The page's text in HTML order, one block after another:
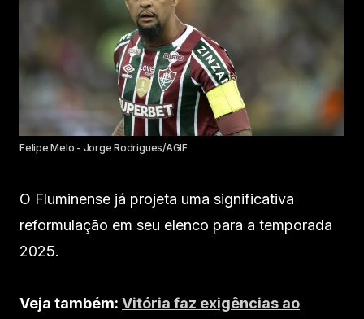
Felipe Melo - Jorge Rodrigues/AGIF
O Fluminense já projeta uma significativa
reformulação em seu elenco para a temporada
2025.
Veja também: Vitória faz exigências ao